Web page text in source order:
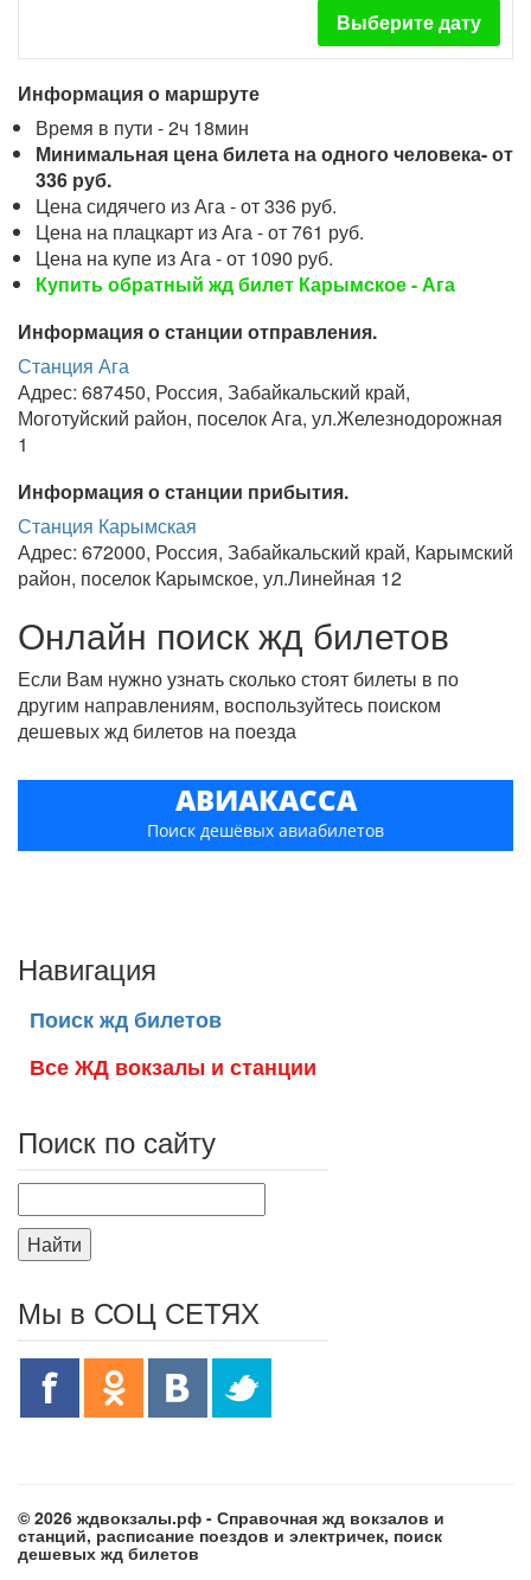
Выберите дату
Информация о маршруте
Время в пути - 2ч 18мин
Минимальная цена билета на одного человека- от
336 руб.
Цена сидячего из Ага - от 336 руб.
Цена на плацкарт из Ага - от 761 руб.
Цена на купе из Ага - от 1090 руб.
Купить обратный жд билет Карымское - Ага
Информация о станции отправления.
Станция Ага
Адрес: 687450, Россия, Забайкальский край,
Моготуйский район, поселок Ага, ул.Железнодорожная
1
Информация о станции прибытия.
Станция Карымская
Адрес: 672000, Россия, Забайкальский край, Карымский
район, поселок Карымское, ул.Линейная 12
Онлайн поиск жд билетов
Если Вам нужно узнать сколько стоят билеты в по
другим направлениям, воспользуйтесь поиском
дешевых жд билетов на поезда
АВИАКАССА
Поиск дешёвых авиабилетов
Навигация
Поиск жд билетов
Все ЖД вокзалы и станции
Поиск по сайту
Найти
Мы в СОЦ СЕТЯХ
© 2026 ждвокзалы.рф - Справочная жд вокзалов и
станций, расписание поездов и электричек, поиск
дешевых жд билетов